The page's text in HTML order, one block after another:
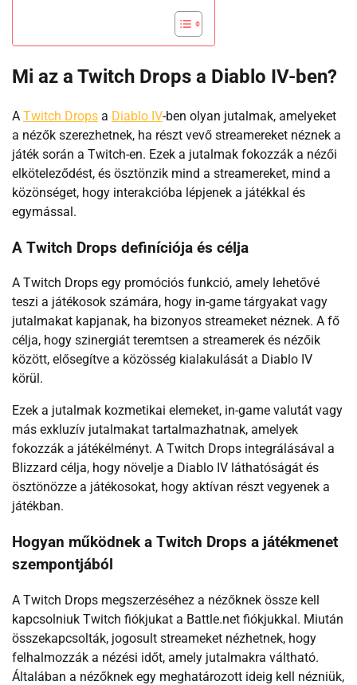
Mi az a Twitch Drops a Diablo IV-ben?
A Twitch Drops a Diablo IV-ben olyan jutalmak, amelyeket
a nézők szerezhetnek, ha részt vevő streamereket néznek a
játék során a Twitch-en. Ezek a jutalmak fokozzák a nézői
elköteleződést, és ösztönzik mind a streamereket, mind a
közönséget, hogy interakcióba lépjenek a játékkal és
egymással.
A Twitch Drops definíciója és célja
A Twitch Drops egy promóciós funkció, amely lehetővé
teszi a játékosok számára, hogy in-game tárgyakat vagy
jutalmakat kapjanak, ha bizonyos streameket néznek. A fő
célja, hogy szinergiát teremtsen a streamerek és nézőik
között, elősegítve a közösség kialakulását a Diablo IV
körül.
Ezek a jutalmak kozmetikai elemeket, in-game valutát vagy
más exkluzív jutalmakat tartalmazhatnak, amelyek
fokozzák a játékélményt. A Twitch Drops integrálásával a
Blizzard célja, hogy növelje a Diablo IV láthatóságát és
ösztönözze a játékosokat, hogy aktívan részt vegyenek a
játékban.
Hogyan működnek a Twitch Drops a játékmenet
szempontjából
A Twitch Drops megszerzéséhez a nézőknek össze kell
kapcsolniuk Twitch fiókjukat a Battle.net fiókjukkal. Miután
összekapcsolták, jogosult streameket nézhetnek, hogy
felhalmozzák a nézési időt, amely jutalmakra váltható.
Általában a nézőknek egy meghatározott ideig kell nézniük,